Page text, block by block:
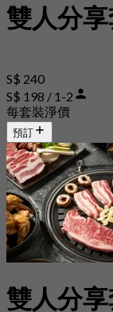
雙人分
S$ 240
S$ 198 / 1-2
每套裝淨價
預訂
雙人分